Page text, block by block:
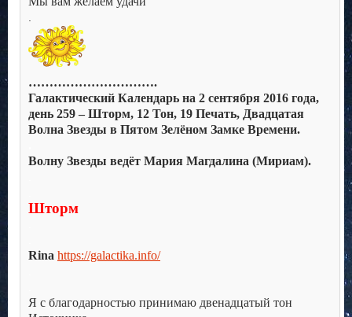
………………………….
Галактический Календарь на 2 сентября 2016 года,
день 259 – Шторм, 12 Тон, 19 Печать, Двадцатая
Волна Звезды в Пятом Зелёном Замке Времени.
Волну Звезды ведёт Мария Магдалина (Мириам).
Шторм
Rina https://galactika.info/
Я с благодарностью принимаю двенадцатый тон